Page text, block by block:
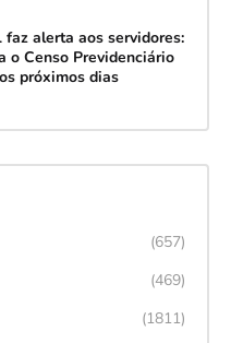
faz alerta aos servidores:
o Censo Previdenciário
próximos dias
(657)
(469)
(1811)